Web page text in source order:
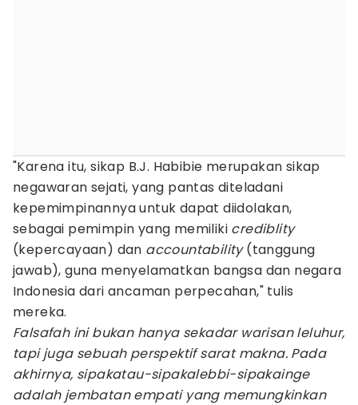
"Karena itu, sikap B.J. Habibie merupakan sikap
negawaran sejati, yang pantas diteladani
kepemimpinannya untuk dapat diidolakan,
sebagai pemimpin yang memiliki crediblity
(kepercayaan) dan accountability(tanggung
jawab), guna menyelamatkan bangsa dan negara
Indonesia dari ancaman perpecahan," tulis
mereka.
Falsafah ini bukan hanya sekadar warisan leluhur,
tapi juga sebuah perspektif sarat makna. Pada
akhirnya, sipakatau-sipakalebbi-sipakainge
adalah jembatan empati yang memungkinkan